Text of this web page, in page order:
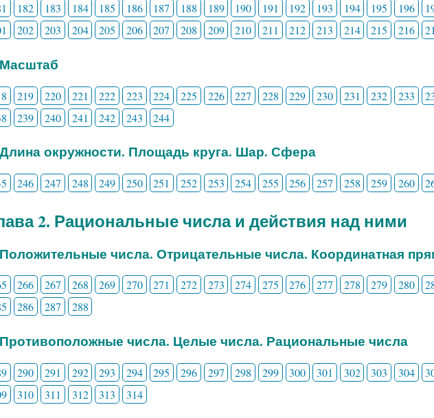
182 183 184 185 186 187 188 189 190 191 192 193 194 195 196
202 203 204 205 206 207 208 209 210 211 212 213 214 215 216
219 220 221 222 223 224 225 226 227 228 229 230 231 232 233
239 240 241 242 243 244
окружности. Площадь круга. Шар. Сфера
246 247 248 249 250 251 252 253 254 255 256 257 258 259 260
2. Рациональные числа и действия над ними
числа. Отрицательные числа. Координатная
266 267 268 269 270 271 272 273 274 275 276 277 278 279 280
286 287 288
числа. Целые числа. Рациональные числа
290 291 292 293 294 295 296 297 298 299 300 301 302 303 304
310 311 312 313 314